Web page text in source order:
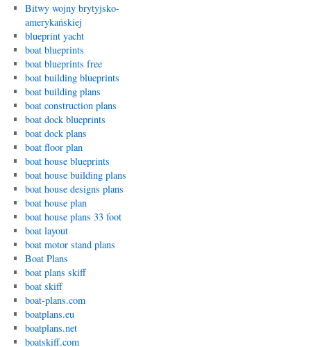
Bitwy wojny brytyjsko-
amerykańskiej
blueprint yacht
boat blueprints
boat blueprints free
boat building blueprints
boat building plans
boat construction plans
boat dock blueprints
boat dock plans
boat floor plan
boat house blueprints
boat house building plans
boat house designs plans
boat house plan
boat house plans 33 foot
boat layout
boat motor stand plans
Boat Plans
boat plans skiff
boat skiff
boat-plans.com
boatplans.eu
boatplans.net
boatskiff.com